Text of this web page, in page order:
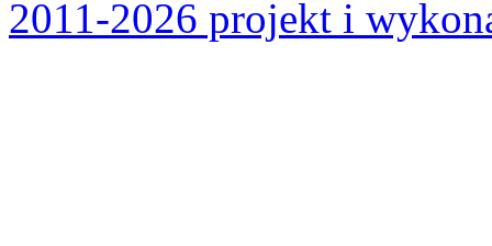
2011-2026 projekt i